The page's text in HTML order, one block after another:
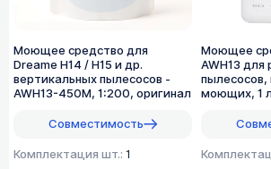
Моющее средство для
Dreame H14 / H15 и др.
вертикальных пылесосов -
AWH13-450M, 1:200, оригинал
Совместимость
Комплектация шт.: 1
Моющее
AWH13 для
пылесосов,
моющих, 1